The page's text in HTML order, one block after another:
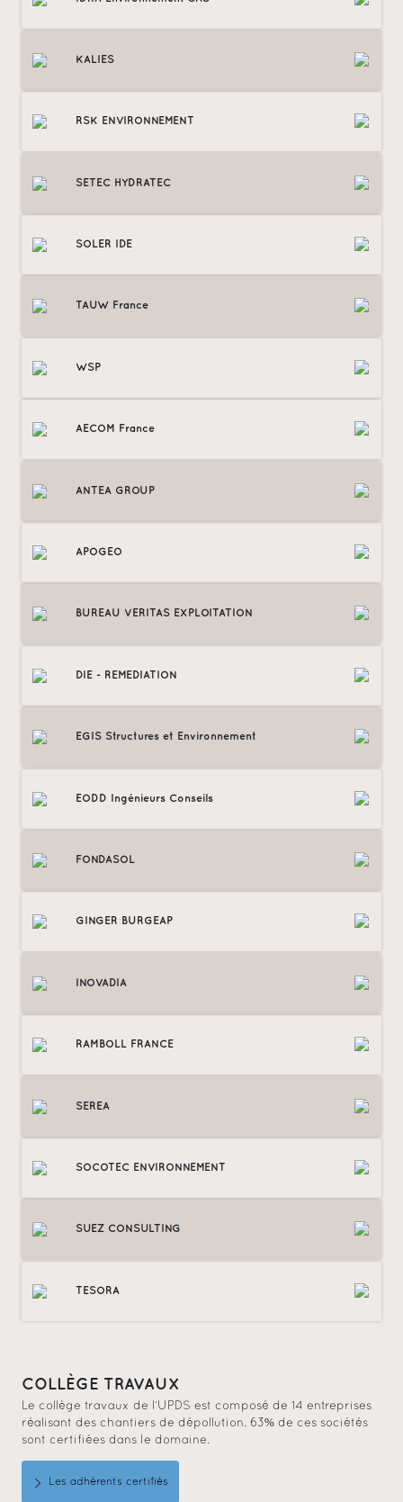
KALIES
RSK ENVIRONNEMENT
SETEC HYDRATEC
SOLER IDE
TAUW France
WSP
AECOM France
ANTEA GROUP
APOGEO
BUREAU VERITAS EXPLOITATION
DIE - REMEDIATION
EGIS Structures et Environnement
EODD Ingénieurs Conseils
FONDASOL
GINGER BURGEAP
INOVADIA
RAMBOLL FRANCE
SEREA
SOCOTEC ENVIRONNEMENT
SUEZ CONSULTING
TESORA
COLLÈGE TRAVAUX
Le collège travaux de l’UPDS est composé de 14 entreprises
réalisant des chantiers de dépollution. 63% de ces sociétés
sont certifiées dans le domaine.
Les adhérents certifiés